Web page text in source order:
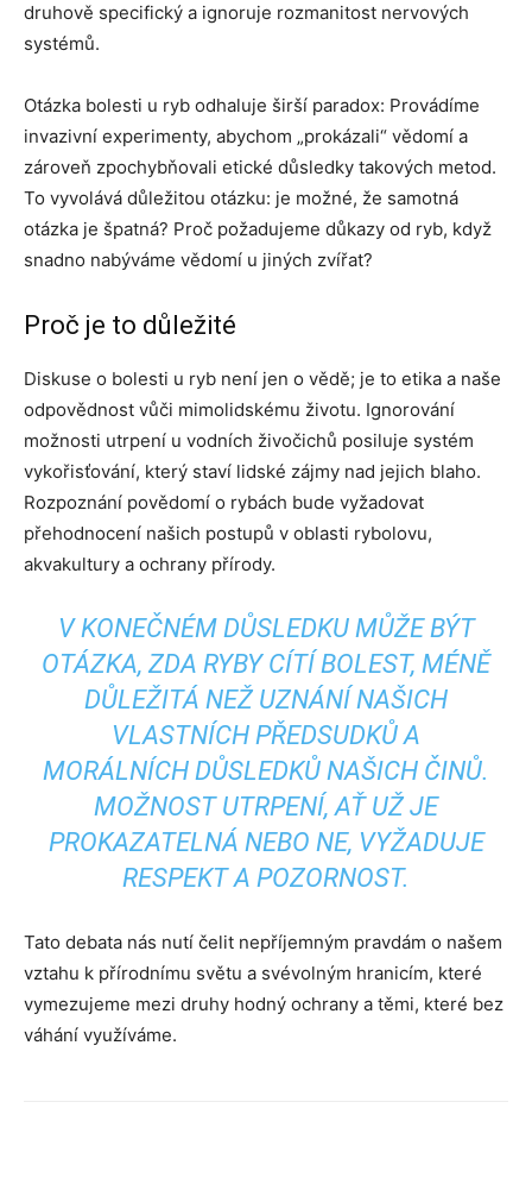
druhově specifický a ignoruje rozmanitost nervových
systémů.
Otázka bolesti u ryb odhaluje širší paradox: Provádíme
invazivní experimenty, abychom „prokázali“ vědomí a
zároveň zpochybňovali etické důsledky takových metod.
To vyvolává důležitou otázku: je možné, že samotná
otázka je špatná? Proč požadujeme důkazy od ryb, když
snadno nabýváme vědomí u jiných zvířat?
Proč je to důležité
Diskuse o bolesti u ryb není jen o vědě; je to etika a naše
odpovědnost vůči mimolidskému životu. Ignorování
možnosti utrpení u vodních živočichů posiluje systém
vykořisťování, který staví lidské zájmy nad jejich blaho.
Rozpoznání povědomí o rybách bude vyžadovat
přehodnocení našich postupů v oblasti rybolovu,
akvakultury a ochrany přírody.
V KONEČNÉM DŮSLEDKU MŮŽE BÝT
OTÁZKA, ZDA RYBY CÍTÍ BOLEST, MÉNĚ
DŮLEŽITÁ NEŽ UZNÁNÍ NAŠICH
VLASTNÍCH PŘEDSUDKŮ A
MORÁLNÍCH DŮSLEDKŮ NAŠICH ČINŮ.
MOŽNOST UTRPENÍ, AŤ UŽ JE
PROKAZATELNÁ NEBO NE, VYŽADUJE
RESPEKT A POZORNOST.
Tato debata nás nutí čelit nepříjemným pravdám o našem
vztahu k přírodnímu světu a svévolným hranicím, které
vymezujeme mezi druhy hodný ochrany a těmi, které bez
váhání využíváme.